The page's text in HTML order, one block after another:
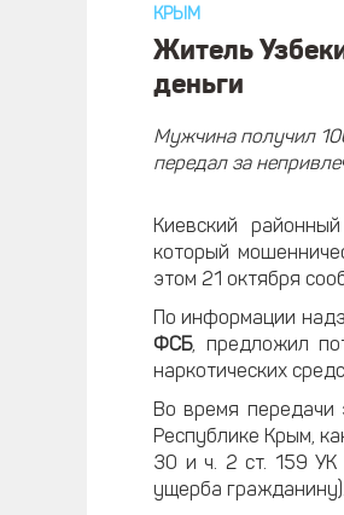
КРЫМ
Житель
деньги
Мужчина получил
передал за
Киевский
который
этом 21 октября
По информации
ФСБ, предложил
наркотических
Во время
Республике Крым,
30 и ч. 2 ст. 159 УК
ущерба гражданину).